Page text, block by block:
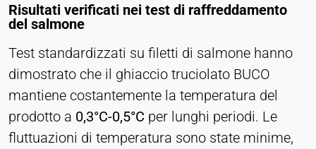
Risultati verificati nei test di raffreddamento
del salmone
Test standardizzati su filetti di salmone hanno
dimostrato che il ghiaccio truciolato BUCO
mantiene costantemente la temperatura del
prodotto a 0,3°C-0,5°C per lunghi periodi. Le
fluttuazioni di temperatura sono state minime,